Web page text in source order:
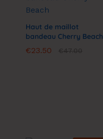
Haut de maillot
bandeau Cherry Beach
€23.50
€23.50